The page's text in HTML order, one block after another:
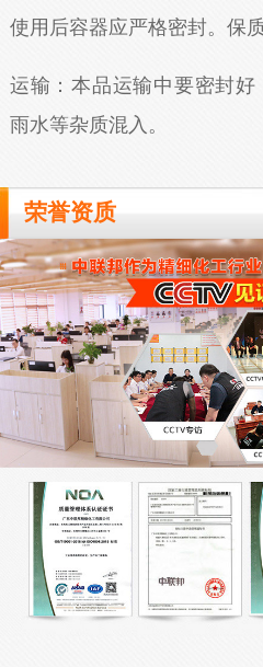
使用后容器应严格密封。保质
运输：本品运输中要密封
雨水等杂质混入。
荣誉资质